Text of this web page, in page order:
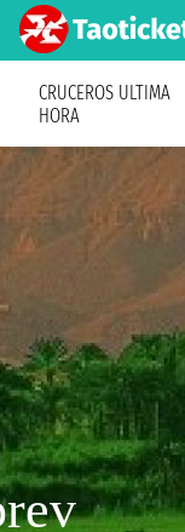
CRUCEROS ULTIMA
HORA